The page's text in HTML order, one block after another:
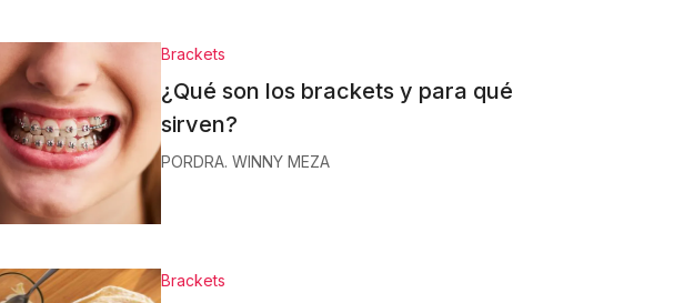
Brackets
¿Qué son los brackets y para qué
sirven?
PORDRA. WINNY MEZA
Brackets